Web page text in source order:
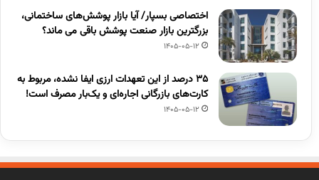
اختصاصی بسپار/ آیا بازار پوشش‌های ساختمانی،
بزرگترین بازار صنعت پوشش باقی می ماند؟
1405-05-12
۳۵ درصد از این تعهدات ارزی ایفا نشده، مربوط به
کارت‌های بازرگانی اجاره‌ای و یک‌بار مصرف است!
1405-05-12